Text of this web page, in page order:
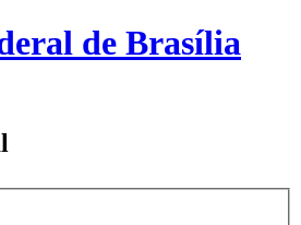
de Brasília